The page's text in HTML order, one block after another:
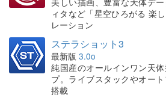
ィタなど「星空ひろがる 楽
レーション
ステラショット3
最新版 3.0o
純国産のオールインワン天
プ。ライブスタックやオー
搭載